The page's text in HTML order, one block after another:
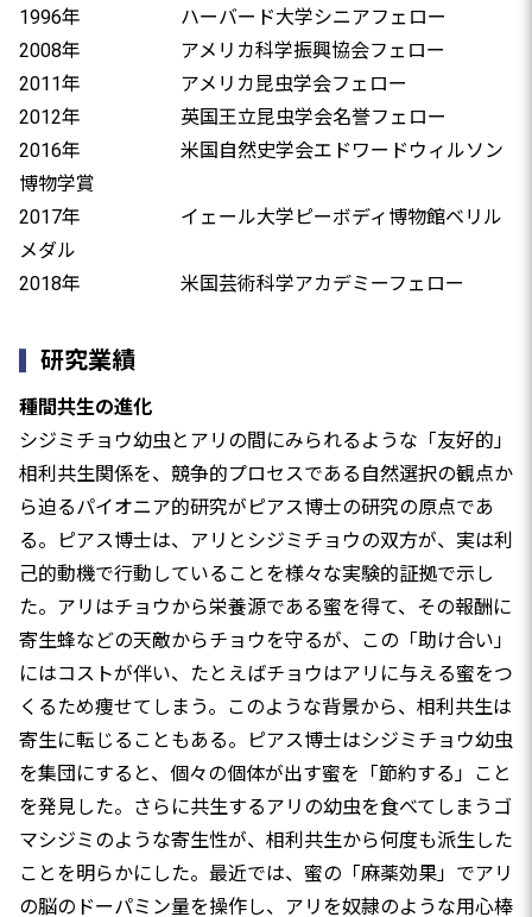
1996年 ハーバード大学シニアフェロー
2008年 アメリカ科学振興協会フェロー
2011年 アメリカ昆虫学会フェロー
2012年 英国王立昆虫学会名誉フェロー
2016年 米国自然史学会エドワードウィルソン
博物学賞
2017年 イェール大学ピーボディ博物館ベリル
メダル
2018年 米国芸術科学アカデミーフェロー
研究業績
種間共生の進化
シジミチョウ幼虫とアリの間にみられるような「友好的」
相利共生関係を、競争的プロセスである自然選択の観点か
ら迫るパイオニア的研究がピアス博士の研究の原点であ
る。ピアス博士は、アリとシジミチョウの双方が、実は利
己的動機で行動していることを様々な実験的証拠で示し
た。アリはチョウから栄養源である蜜を得て、その報酬に
寄生蜂などの天敵からチョウを守るが、この「助け合い」
にはコストが伴い、たとえばチョウはアリに与える蜜をつ
くるため痩せてしまう。このような背景から、相利共生は
寄生に転じることもある。ピアス博士はシジミチョウ幼虫
を集団にすると、個々の個体が出す蜜を「節約する」こと
を発見した。さらに共生するアリの幼虫を食べてしまうゴ
マシジミのような寄生性が、相利共生から何度も派生した
ことを明らかにした。最近では、蜜の「麻薬効果」でアリ
の脳のドーパミン量を操作し、アリを奴隷のような用心棒